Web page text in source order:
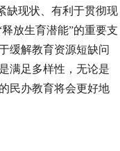
现状、有利于贯彻现
放生育潜能”的重要支
缓解教育资源短缺问
满足多样性，无论是
民办教育将会更好地